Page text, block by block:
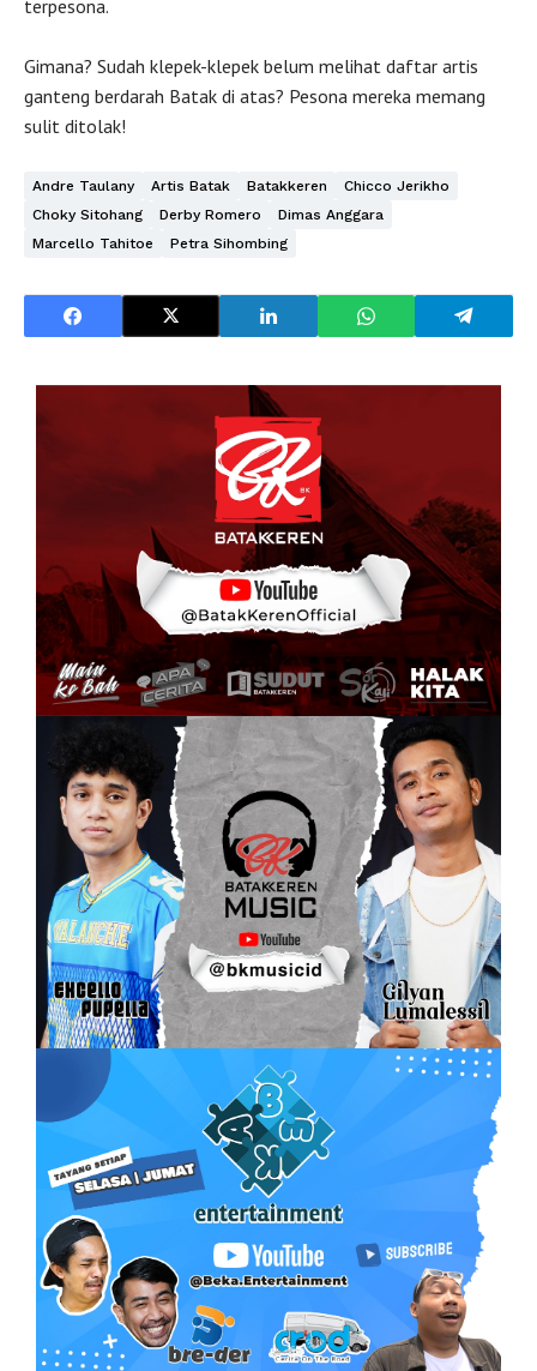
terpesona.
Gimana? Sudah klepek-klepek belum melihat daftar artis
ganteng berdarah Batak di atas? Pesona mereka memang
sulit ditolak!
Andre Taulany Artis Batak Batakkeren
Chicco Jerikho
Choky Sitohang
Derby Romero
Dimas Anggara
Marcello Tahitoe
Petra Sihombing